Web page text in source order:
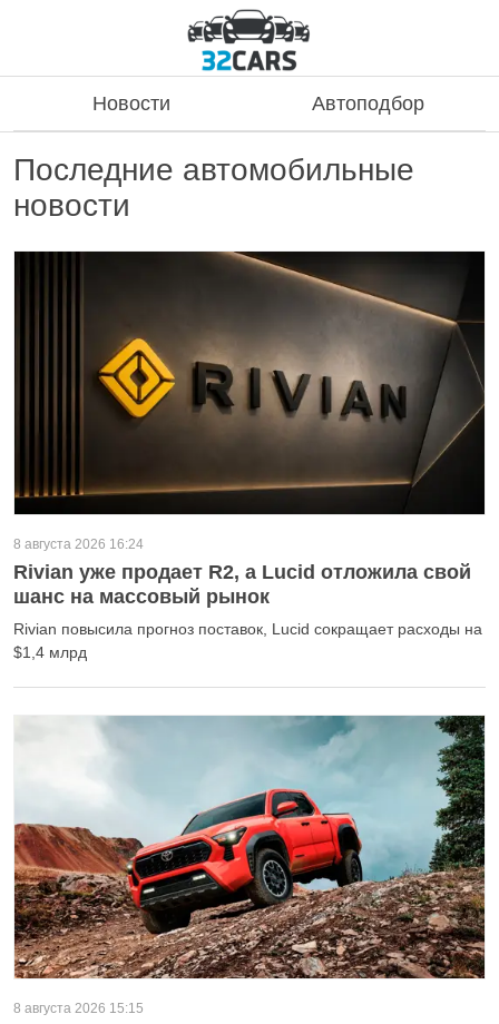
Новости Автоподбор
Последние автомобильные
новости
8 августа 2026 16:24
Rivian уже продает R2, а Lucid отложила свой
шанс на массовый рынок
Rivian повысила прогноз поставок, Lucid сокращает расходы на
$1,4 млрд
8 августа 2026 15:15